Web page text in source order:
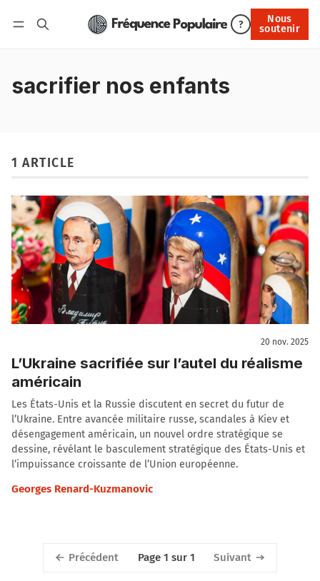
?
Nous
soutenir
Nous soutenir
sacrifier nos enfants
1 ARTICLE
20 nov. 2025
L’Ukraine sacrifiée sur l’autel du réalisme
américain
Les États-Unis et la Russie discutent en secret du futur de
l’Ukraine. Entre avancée militaire russe, scandales à Kiev et
désengagement américain, un nouvel ordre stratégique se
dessine, révélant le basculement stratégique des États-Unis et
l’impuissance croissante de l’Union européenne.
Georges Renard-Kuzmanovic
Précédent Page 1 sur 1 Suivant